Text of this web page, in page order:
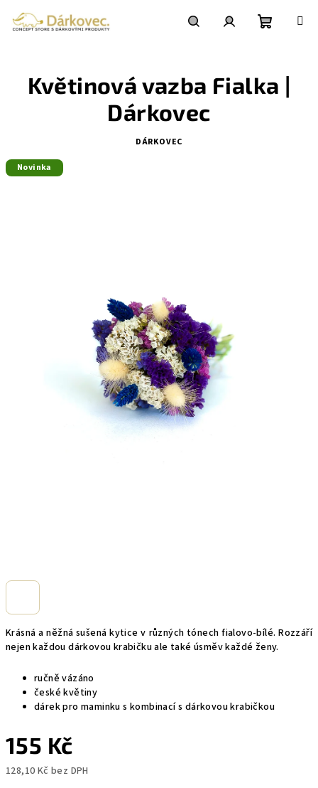
obsah
košík
Krásná a něžná sušená kytice v různých tónech fialovo-bílé. Rozzáří
nejen každou dárkovou krabičku ale také úsměv každé ženy.
ručně vázáno
české květiny
dárek pro maminku s kombinací s dárkovou krabičkou
155 Kč
128,10 Kč bez DPH
Květinová vazba Fialka |
Dárkovec
DÁRKOVEC
Novinka